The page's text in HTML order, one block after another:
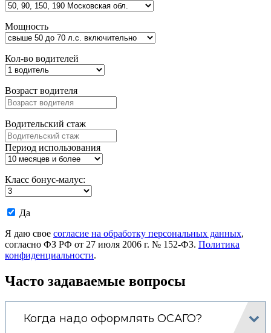
Мощность
Кол-во водителей
Возраст водителя
Водительский стаж
Период использования
Класс бонус-малус:
Даю
на
обработку
моих
данных.
Да
Я даю свое согласие на обработку персональных данных,
согласно ФЗ РФ от 27 июля 2006 г. № 152-ФЗ. Политика
конфиденциальности.
Часто задаваемые вопросы
Когда надо оформлять ОСАГО?